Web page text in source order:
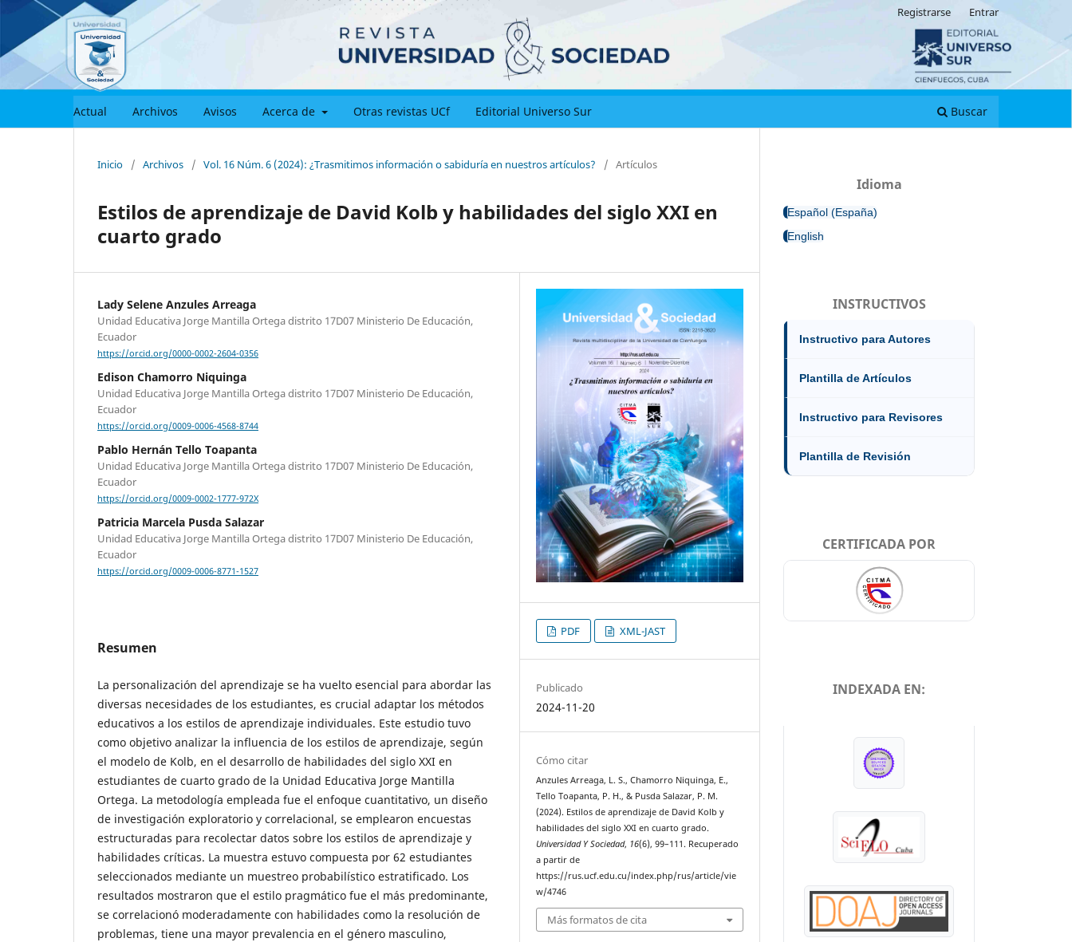
Actual Archivos Avisos Acerca de Otras revistas UCf Editorial Universo Sur Buscar
Registrarse Entrar
Inicio / Archivos / Vol. 16 Núm. 6 (2024): ¿Trasmitimos información o sabiduría en nuestros artículos? / Artículos
Estilos de aprendizaje de David Kolb y habilidades del siglo XXI en
cuarto grado
Lady Selene Anzules Arreaga
Unidad Educativa Jorge Mantilla Ortega distrito 17D07 Ministerio De Educación,
Ecuador
https://orcid.org/0000-0002-2604-0356
Edison Chamorro Niquinga
Unidad Educativa Jorge Mantilla Ortega distrito 17D07 Ministerio De Educación,
Ecuador
https://orcid.org/0009-0006-4568-8744
Pablo Hernán Tello Toapanta
Unidad Educativa Jorge Mantilla Ortega distrito 17D07 Ministerio De Educación,
Ecuador
https://orcid.org/0009-0002-1777-972X
Patricia Marcela Pusda Salazar
Unidad Educativa Jorge Mantilla Ortega distrito 17D07 Ministerio De Educación,
Ecuador
https://orcid.org/0009-0006-8771-1527
Resumen
La personalización del aprendizaje se ha vuelto esencial para abordar las
diversas necesidades de los estudiantes, es crucial adaptar los métodos
educativos a los estilos de aprendizaje individuales. Este estudio tuvo
como objetivo analizar la influencia de los estilos de aprendizaje, según
el modelo de Kolb, en el desarrollo de habilidades del siglo XXI en
estudiantes de cuarto grado de la Unidad Educativa Jorge Mantilla
Ortega. La metodología empleada fue el enfoque cuantitativo, un diseño
de investigación exploratorio y correlacional, se emplearon encuestas
estructuradas para recolectar datos sobre los estilos de aprendizaje y
habilidades críticas. La muestra estuvo compuesta por 62 estudiantes
seleccionados mediante un muestreo probabilístico estratificado. Los
resultados mostraron que el estilo pragmático fue el más predominante,
se correlacionó moderadamente con habilidades como la resolución de
problemas, tiene una mayor prevalencia en el género masculino,
PDF XML-JAST
Publicado
2024-11-20
Cómo citar
Anzules Arreaga, L. S., Chamorro Niquinga, E.,
Tello Toapanta, P. H., & Pusda Salazar, P. M.
(2024). Estilos de aprendizaje de David Kolb y
habilidades del siglo XXI en cuarto grado.
Universidad Y Sociedad, 16(6), 99–111. Recuperado
a partir de
https://rus.ucf.edu.cu/index.php/rus/article/vie
w/4746
Más formatos de cita
Idioma
Español (España)
English
INSTRUCTIVOS
Instructivo para Autores
Plantilla de Artículos
Instructivo para Revisores
Plantilla de Revisión
CERTIFICADA POR
INDEXADA EN: